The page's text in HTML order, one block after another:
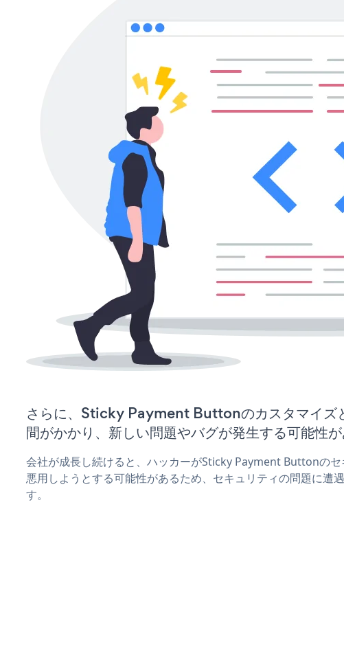
さらに、Sticky Payment Buttonのカスタマイズ
間がかかり、新しい問題やバグが発生する可能性が
会社が成長し続けると、ハッカーがSticky Payment Buttonのセ
悪用しようとする可能性があるため、セキュリティの問題に遭
す。